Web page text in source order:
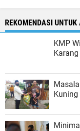
REKOMENDASI UNTUK
KMP